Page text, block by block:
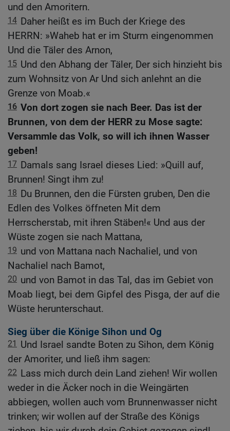
und den Amoritern.
14 Daher heißt es im Buch der Kriege des
HERRN: »Waheb hat er im Sturm eingenommen
Und die Täler des Arnon,
15 Und den Abhang der Täler, Der sich hinzieht bis
zum Wohnsitz von Ar Und sich anlehnt an die
Grenze von Moab.«
16 Von dort zogen sie nach Beer. Das ist der
Brunnen, von dem der HERR zu Mose sagte:
Versammle das Volk, so will ich ihnen Wasser
geben!
17 Damals sang Israel dieses Lied: »Quill auf,
Brunnen! Singt ihm zu!
18 Du Brunnen, den die Fürsten gruben, Den die
Edlen des Volkes öffneten Mit dem
Herrscherstab, mit ihren Stäben!« Und aus der
Wüste zogen sie nach Mattana,
19 und von Mattana nach Nachaliel, und von
Nachaliel nach Bamot,
20 und von Bamot in das Tal, das im Gebiet von
Moab liegt, bei dem Gipfel des Pisga, der auf die
Wüste herunterschaut.
Sieg über die Könige Sihon und Og
21 Und Israel sandte Boten zu Sihon, dem König
der Amoriter, und ließ ihm sagen:
22 Lass mich durch dein Land ziehen! Wir wollen
weder in die Äcker noch in die Weingärten
abbiegen, wollen auch vom Brunnenwasser nicht
trinken; wir wollen auf der Straße des Königs